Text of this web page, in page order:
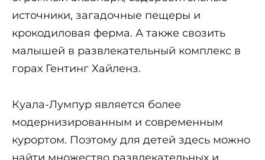
источники, загадочные пещеры и
крокодиловая ферма. А также свозить
малышей в развлекательный комплекс в
горах Гентинг Хайленз.
Куала-Лумпур является более
модернизированным и современным
курортом. Поэтому для детей здесь можно